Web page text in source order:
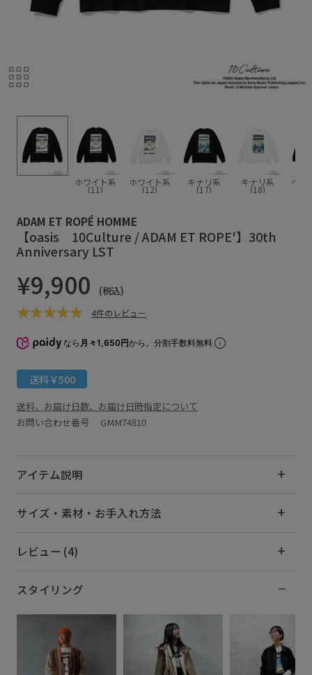
ホワイト系
(11)
ホワイト系
(12)
キナリ系
(17)
キナリ系
(18)
ベー
ADAM ET ROPÉ HOMME
【oasis 10Culture / ADAM ET ROPE'】30th
Anniversary LST
¥9,900 (税込)
4件のレビュー
なら 月々1,650円から。分割手数料無料
送料￥500
送料、お届け日数、お届け日時指定について
お問い合わせ番号 GMM74810
アイテム説明
サイズ・素材・お手入れ方法
レビュー (4)
スタイリング